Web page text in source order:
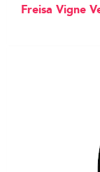
Freisa Vigne